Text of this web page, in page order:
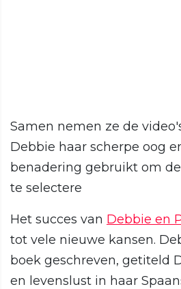
Samen nemen ze de
Debbie haar scherpe oog
benadering gebruikt om
te selectere
Het succes van Debbie en
tot vele nieuwe kansen.
boek geschreven, getiteld
en levenslust in haar